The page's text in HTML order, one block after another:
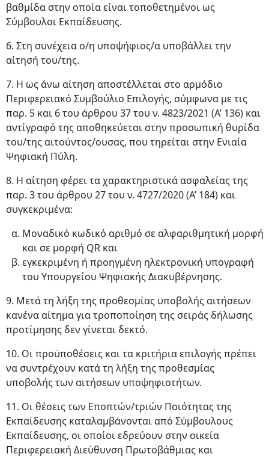
βαθμίδα στην οποία είναι τοποθετημένοι ως
Σύμβουλοι Εκπαίδευσης.
6. Στη συνέχεια ο/η υποψήφιος/α υποβάλλει την
αίτησή του/της.
7. Η ως άνω αίτηση αποστέλλεται στο αρμόδιο
Περιφερειακό Συμβούλιο Επιλογής, σύμφωνα με τις
παρ. 5 και 6 του άρθρου 37 του ν. 4823/2021 (Α’ 136) και
αντίγραφό της αποθηκεύεται στην προσωπική θυρίδα
του/της αιτούντος/ουσας, που τηρείται στην Ενιαία
Ψηφιακή Πύλη.
8. Η αίτηση φέρει τα χαρακτηριστικά ασφαλείας της
παρ. 3 του άρθρου 27 του ν. 4727/2020 (Α’ 184) και
συγκεκριμένα:
Μοναδικό κωδικό αριθμό σε αλφαριθμητική μορφή
και σε μορφή QR και
εγκεκριμένη ή προηγμένη ηλεκτρονική υπογραφή
του Υπουργείου Ψηφιακής Διακυβέρνησης.
9. Μετά τη λήξη της προθεσμίας υποβολής αιτήσεων
κανένα αίτημα για τροποποίηση της σειράς δήλωσης
προτίμησης δεν γίνεται δεκτό.
10. Οι προϋποθέσεις και τα κριτήρια επιλογής πρέπει
να συντρέχουν κατά τη λήξη της προθεσμίας
υποβολής των αιτήσεων υποψηφιοτήτων.
11. Οι θέσεις των Εποπτών/τριών Ποιότητας της
Εκπαίδευσης καταλαμβάνονται από Σύμβουλους
Εκπαίδευσης, οι οποίοι εδρεύουν στην οικεία
Περιφερειακή Διεύθυνση Πρωτοβάθμιας και